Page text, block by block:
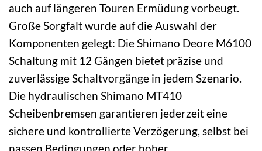
auch auf längeren Touren Ermüdung vorbeugt.
Große Sorgfalt wurde auf die Auswahl der
Komponenten gelegt: Die Shimano Deore M6100
Schaltung mit 12 Gängen bietet präzise und
zuverlässige Schaltvorgänge in jedem Szenario.
Die hydraulischen Shimano MT410
Scheibenbremsen garantieren jederzeit eine
sichere und kontrollierte Verzögerung, selbst bei